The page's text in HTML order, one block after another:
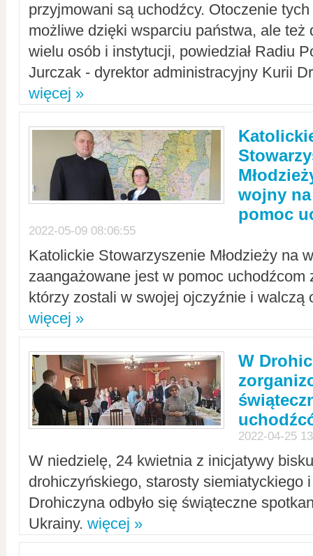
przyjmowani są uchodźcy. Otoczenie
możliwe dzięki wsparciu państwa, ale też
wielu osób i instytucji, powiedział Radiu
Jurczak - dyrektor administracyjny Kurii
więcej »
wojny
pomoc
2022-05-09 08:06:55
Katolickie Stowarzyszenie Młodzieży na
zaangażowane jest w pomoc uchodźcom
którzy zostali w swojej ojczyźnie i walczą
więcej »
W
2022-04-25
W niedzielę, 24 kwietnia z inicjatywy
drohiczyńskiego, starosty siemiatyckiego
Drohiczyna odbyło się świąteczne
Ukrainy. więcej »